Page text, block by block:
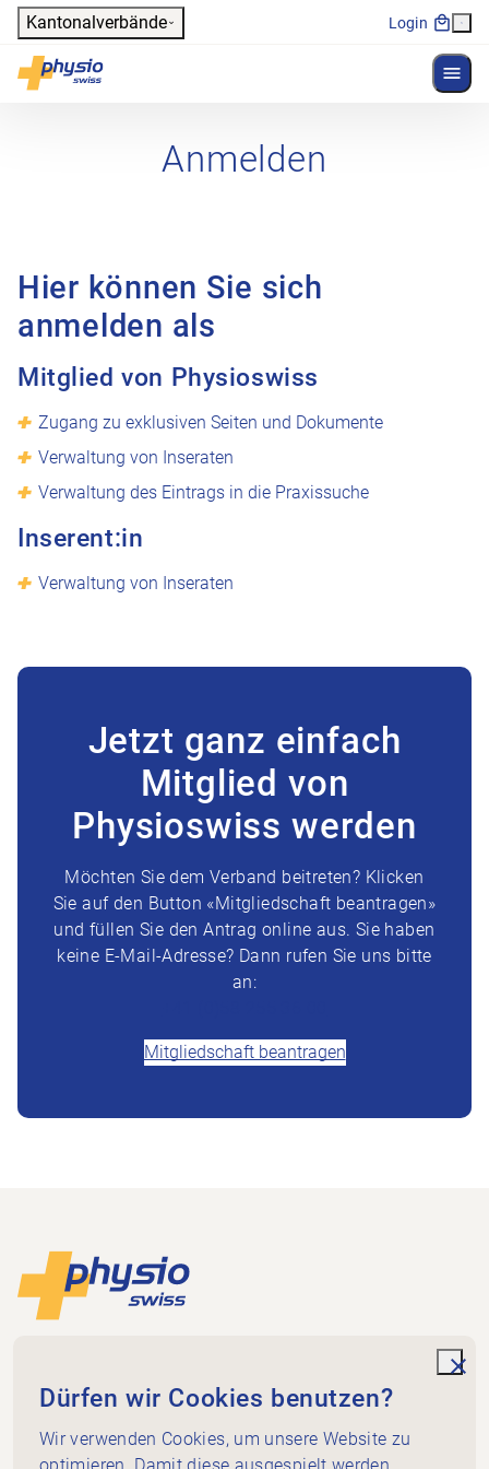
Header
Kantonalverbände Login
Physioswiss
Hauptnavigation
Anmelden
Hier können Sie sich
anmelden als
Mitglied von Physioswiss
Zugang zu exklusiven Seiten und Dokumente
Verwaltung von Inseraten
Verwaltung des Eintrags in die Praxissuche
Inserent:in
Verwaltung von Inseraten
Jetzt ganz einfach
Mitglied von
Physioswiss werden
Möchten Sie dem Verband beitreten? Klicken
Sie auf den Button «Mitgliedschaft beantragen»
und füllen Sie den Antrag online aus. Sie haben
keine E-Mail-Adresse? Dann rufen Sie uns bitte
an:
Mitgliedschaft beantragen
Footer
Dammweg 3
3013 Bern
+41 58 255 36 00
info@physioswiss.ch
Dürfen wir Cookies benutzen?
Wir verwenden Cookies, um unsere Website zu